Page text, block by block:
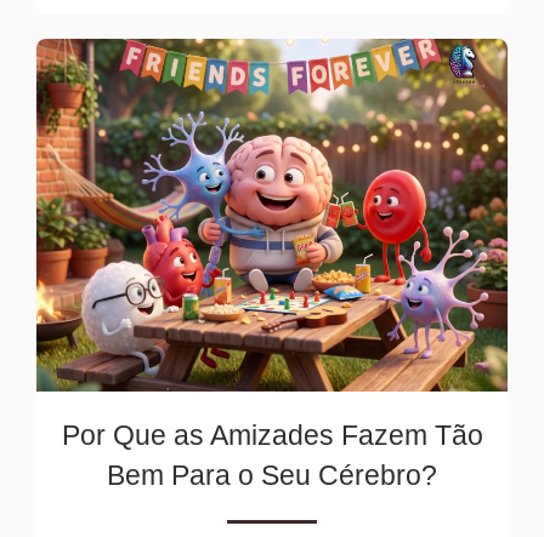
Por Que as Amizades Fazem Tão
Bem Para o Seu Cérebro?